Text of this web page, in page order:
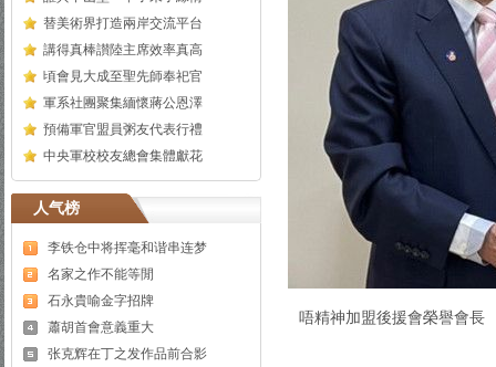
替美術界打造兩岸交流平台
講得真棒讃陸主席效率真高
頃會見大成至聖先師奉祀官
軍系社團聚集緬懷蔣公恩澤
預備軍官盟員粥友代表行禮
中央軍校校友總會集體獻花
人气榜
李铁仓中将挥毫和谐串连梦
名家之作不能等閒
石永貴喻金字招牌
蕭胡首會意義重大
张克辉在丁之发作品前合影
唔精神加盟後援會榮譽會長